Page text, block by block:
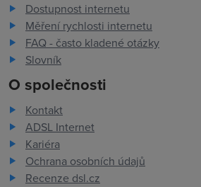
Dostupnost internetu
Měření rychlosti internetu
FAQ - často kladené otázky
Slovník
O společnosti
Kontakt
ADSL Internet
Kariéra
Ochrana osobních údajů
Recenze dsl.cz